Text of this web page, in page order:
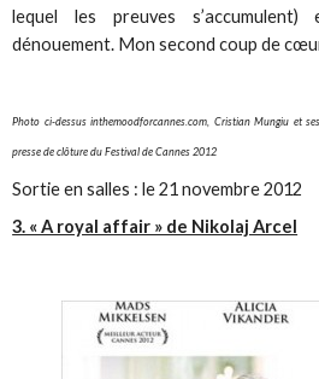
lequel les preuves
dénouement. Mon second coup de
Photo ci-dessus inthemoodforcannes.com, Cristian Mungiu et
presse de clôture du Festival de Cannes 2012
Sortie en salles : le 21 novembre 2012
3. « A royal affair » de Nikolaj Arcel